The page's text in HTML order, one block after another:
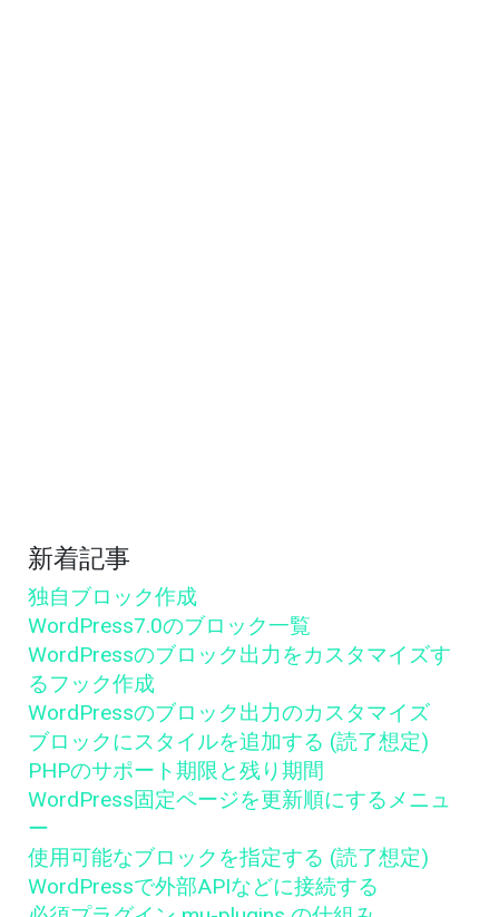
新着記事
独自ブロック作成
WordPress7.0のブロック一覧
WordPressのブロック出力をカスタマイズす
るフック作成
WordPressのブロック出力のカスタマイズ
ブロックにスタイルを追加する (読了想定)
PHPのサポート期限と残り期間
WordPress固定ページを更新順にするメニュ
ー
使用可能なブロックを指定する (読了想定)
WordPressで外部APIなどに接続する